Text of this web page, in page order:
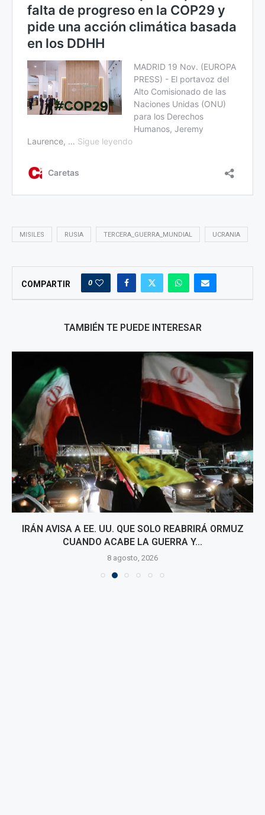
MISILES RUSIA TERCERA_GUERRA_MUNDIAL UCRANIA
COMPARTIR 0
TAMBIÉN TE PUEDE INTERESAR
IRÁN AVISA A EE. UU. QUE SOLO REABRIRÁ ORMUZ
CUANDO ACABE LA GUERRA Y...
8 agosto, 2026